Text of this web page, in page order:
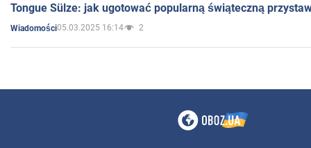
Tongue Sülze: jak ugotować popularną świąteczną
Wiadomości05.03.2025 16:14 2